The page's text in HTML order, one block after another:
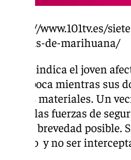
https://www.101tv.es/
plantas-de-marihuana/
Según indica el joven
en la boca mientras sus
bienes materiales. Un
llamó las fuerzas de
mayor brevedad
tiempo y no ser